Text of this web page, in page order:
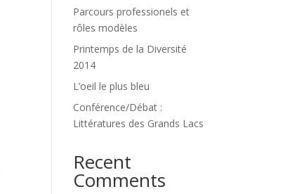
Parcours professionels et
rôles modèles
Printemps de la Diversité
2014
L’oeil le plus bleu
Conférence/Débat :
Littératures des Grands Lacs
Recent
Comments